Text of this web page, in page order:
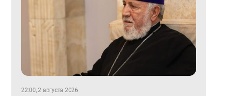
22:00, 2 августа 2026